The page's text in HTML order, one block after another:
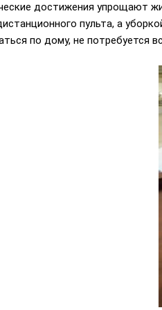
достижения упрощают
пульта, а
по дому, не потребуется